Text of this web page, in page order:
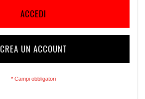
ACCEDI
CREA UN ACCOUNT